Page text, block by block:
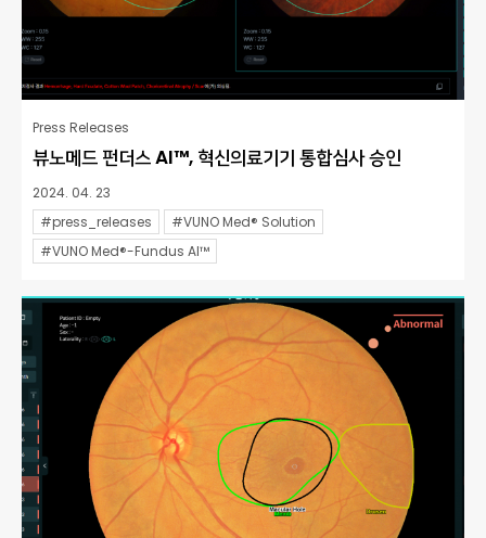
Press Releases
뷰노메드 펀더스 AI™, 혁신의료기기 통합심사 승인
2024. 04. 23
#press_releases
#VUNO Med® Solution
#VUNO Med®-Fundus AI™